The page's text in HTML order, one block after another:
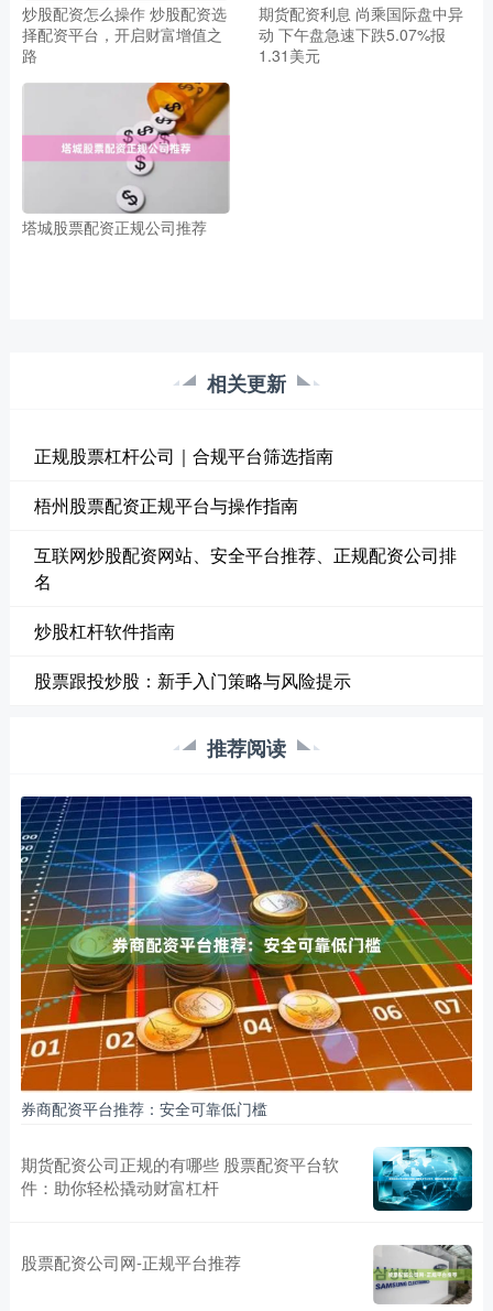
炒股配资怎么操作 炒股配资选
择配资平台，开启财富增值之
路
期货配资利息 尚乘国际盘中异
动 下午盘急速下跌5.07%报
1.31美元
塔城股票配资正规公司推荐
相关更新
正规股票杠杆公司｜合规平台筛选指南
梧州股票配资正规平台与操作指南
互联网炒股配资网站、安全平台推荐、正规配资公司排
名
炒股杠杆软件指南
股票跟投炒股：新手入门策略与风险提示
推荐阅读
券商配资平台推荐：安全可靠低门槛
期货配资公司正规的有哪些 股票配资平台软
件：助你轻松撬动财富杠杆
股票配资公司网-正规平台推荐